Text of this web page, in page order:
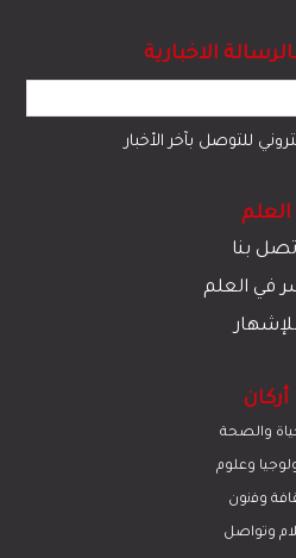
الاخبارية
للتوصل بآخر الأخبار
العلم
بنا
في العلم
أركان
والصحة
وعلوم
وﻓﻧون
وتواصل